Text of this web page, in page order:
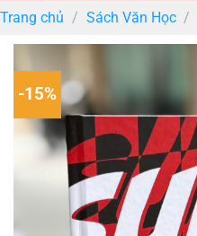
Trang chủ / Sách Văn Học /
-15%